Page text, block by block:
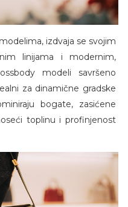
izdvaja se svojim
linijama i modernim,
modeli savršeno
za dinamične gradske
bogate, zasićene
toplinu i profinjenost